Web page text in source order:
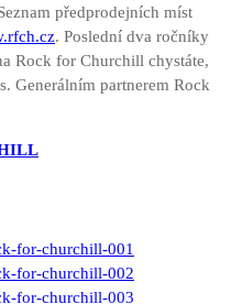
předprodejních míst
. Poslední dva ročníky
Rock for Churchill chystáte,
Generálním partnerem Rock